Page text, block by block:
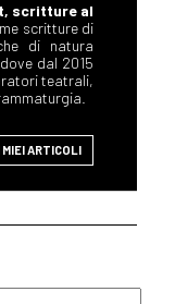
scritture al
scritture di
di natura
dal 2015
teatrali,
MIEI ARTICOLI